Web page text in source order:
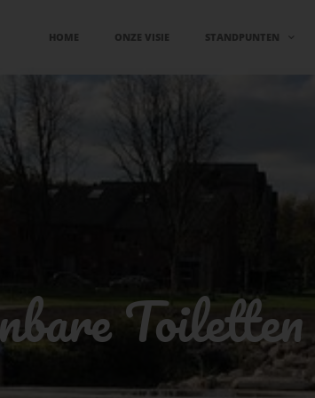
HOME ONZE VISIE STANDPUNTEN
Toiletten